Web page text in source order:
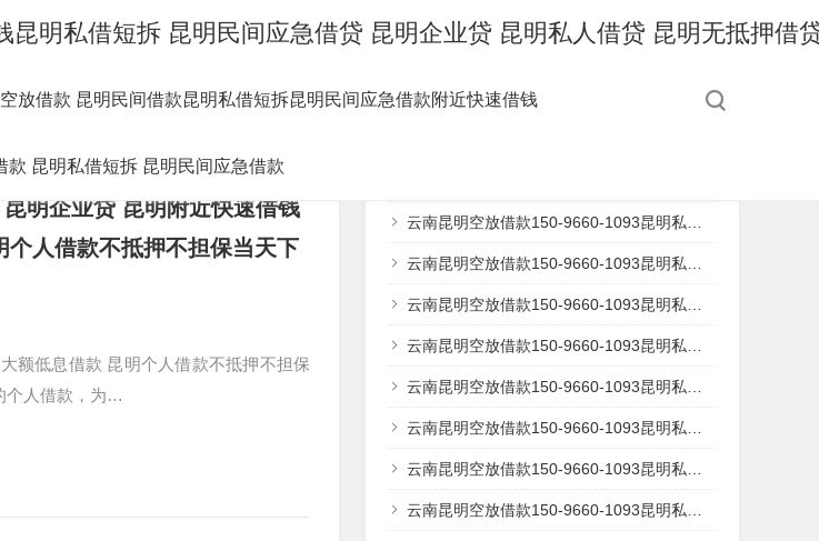
明私借短拆 昆明民间应急借贷 昆明企业贷 昆明私人借贷 昆明无抵押借
放借款 昆明民间借款昆明私借短拆昆明民间应急借款附近快速借钱
昆明私借短拆 昆明民间应急借款
明企业贷 昆明附近快速借钱
人借款不抵押不担保当天下
低息借款 昆明个人借款不抵押不担保
个人借款，为…
云南昆明空放借款150-9660-1093昆明私借短拆 昆明民间应急借款 昆明24小时借款 昆明附近快速借钱昆明私人空放借款昆明征信不好借款昆明企业大额低息空放借款
云南昆明空放借款150-9660-1093昆明私借短拆 昆明民间应急借款 昆明24小时借款 昆明附近快速借钱昆明私人空放借款昆明征信不好借款昆明企业大额低息空放借款
云南昆明空放借款150-9660-1093昆明私借短拆 昆明民间应急借款 昆明24小时借款 昆明附近快速借钱昆明私人空放借款昆明征信不好借款昆明企业大额低息空放借款 昆明借款 昆明个人借款不抵押不担保
云南昆明空放借款150-9660-1093昆明私借短拆 昆明民间应急借款 昆明24小时借款 昆明附近快速借钱昆明私人空放借款昆明征信不好借款昆明企业大额低息空放借款 昆明借款 昆明个人借款不抵押不担保
云南昆明空放借款150-9660-1093昆明私借短拆 昆明民间应急借款 昆明24小时借款 昆明附近快速借钱昆明私人空放借款昆明征信不好借款昆明企业大额低息空放借款 昆明借款 昆明个人借款不抵押不担保
云南昆明空放借款150-9660-1093昆明私借短拆 昆明民间应急借款 昆明24小时借款 昆明附近快速借钱昆明私人空放借款昆明征信不好借款昆明企业大额低息空放借款 昆明借款 昆明个人借款不抵押不担保
云南昆明空放借款150-9660-1093昆明私借短拆 昆明民间应急借款 昆明24小时借款 昆明附近快速借钱昆明私人空放借款昆明征信不好借款昆明企业大额低息空放借款 昆明借款 昆明个人借款不抵押不担保
云南昆明空放借款150-9660-1093昆明私借短拆 昆明民间应急借款 昆明24小时借款 昆明附近快速借钱昆明私人空放借款昆明征信不好借款昆明企业大额低息空放借款 昆明借款 昆明个人借款不抵押不担保